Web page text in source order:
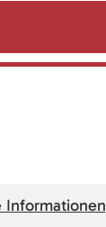
Informationen